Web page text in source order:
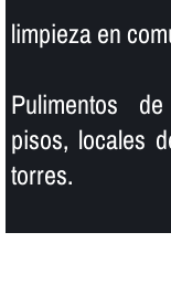
limpieza en
Pulimentos
pisos, locales
torres.